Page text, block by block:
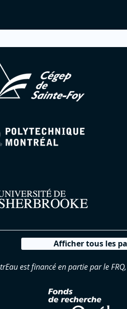
Afficher tous les
est financé en partie par le